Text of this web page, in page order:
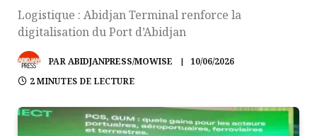
Logistique : Abidjan Terminal renforce la
digitalisation du Port d’Abidjan
PARABIDJANPRESS/MOWISE
10/06/2026
2 MINUTES DE LECTURE